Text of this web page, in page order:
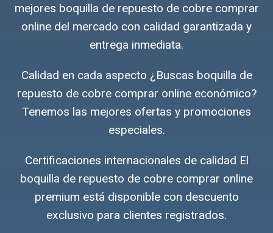
mejores boquilla de repuesto de cobre comprar
online del mercado con calidad garantizada y
entrega inmediata.
Calidad en cada aspecto ¿Buscas boquilla de
repuesto de cobre comprar online económico?
Tenemos las mejores ofertas y promociones
especiales.
Certificaciones internacionales de calidad El
boquilla de repuesto de cobre comprar online
premium está disponible con descuento
exclusivo para clientes registrados.